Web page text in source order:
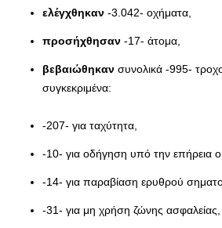
ελέγχθηκαν -3.042- οχήματα,
προσήχθησαν -17- άτομα,
βεβαιώθηκαν συνολικά -995-
συγκεκριμένα:
-207- για ταχύτητα,
-10- για οδήγηση υπό την επήρεια
-14- για παραβίαση ερυθρού
-31- για μη χρήση ζώνης ασφαλείας,